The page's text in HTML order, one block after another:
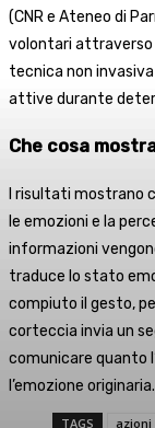
(CNR e Ateneo di
volontari attraverso
tecnica non
attive durante
Che cosa
I risultati mostrano
le emozioni e la
informazioni
traduce lo stato
compiuto il gesto,
corteccia invia un
comunicare quanto
l’emozione originaria.
TAGS azioni